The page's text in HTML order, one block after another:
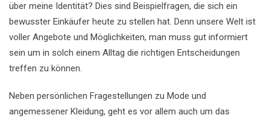
über meine Identität? Dies sind Beispielfragen, die sich ein
bewusster Einkäufer heute zu stellen hat. Denn unsere Welt ist
voller Angebote und Möglichkeiten, man muss gut informiert
sein um in solch einem Alltag die richtigen Entscheidungen
treffen zu können.
Neben persönlichen Fragestellungen zu Mode und
angemessener Kleidung, geht es vor allem auch um das